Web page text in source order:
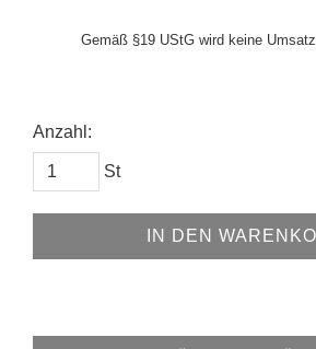
Gemäß §19 UStG wird keine
Anzahl:
St
IN DEN